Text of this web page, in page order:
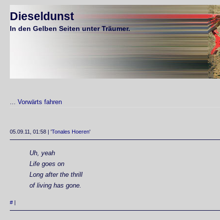
Dieseldunst
In den Gelben Seiten unter Träumer.
... Vorwärts fahren
05.09.11, 01:58 | 'Tonales Hoeren'
Uh, yeah
Life goes on
Long after the thrill
of living has gone.
#|